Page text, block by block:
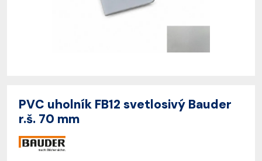
PVC uholník FB12 svetlosivý Bauder
r.š. 70 mm